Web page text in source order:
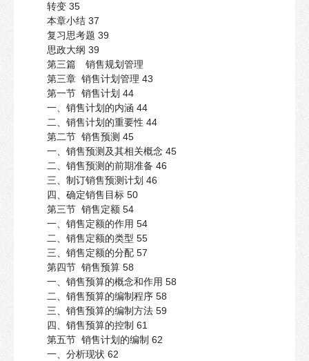
转变 35
本章小结 37
复习思考题 39
思政大纲 39
第三篇 销售规划管理
第三章 销售计划管理 43
第一节 销售计划 44
一、销售计划的内涵 44
二、销售计划的重要性 44
第二节 销售预测 45
一、销售预测及其相关概念 45
二、销售预测的前期准备 46
三、制订销售预测计划 46
四、确定销售目标 50
第三节 销售定额 54
一、销售定额的作用 54
二、销售定额的类型 55
三、销售定额的分配 57
第四节 销售预算 58
一、销售预算的概念和作用 58
二、销售预算的编制程序 58
三、销售预算的编制方法 59
四、销售预算的控制 61
第五节 销售计划的编制 62
一、分析现状 62